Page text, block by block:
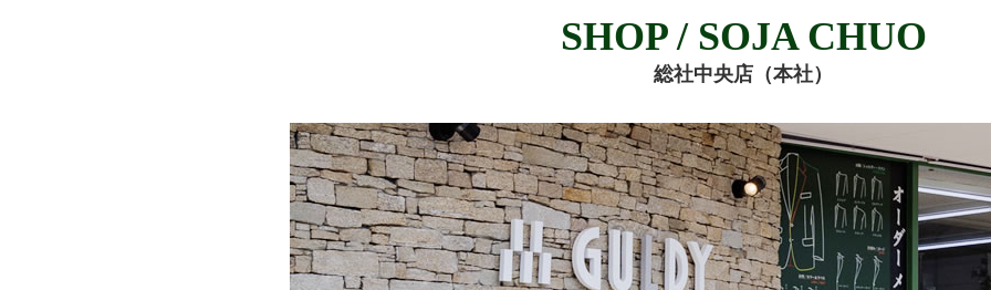
SHOP / SOJA CHUO
総社中央店（本社）